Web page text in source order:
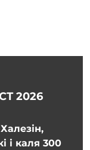
2026
і каля 300